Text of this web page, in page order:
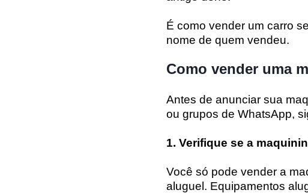
É como vender um carro
nome de quem vendeu.
Como vender uma
Antes de anunciar sua
ou grupos de WhatsApp,
1. Verifique se a
Você só pode vender a
aluguel. Equipamentos